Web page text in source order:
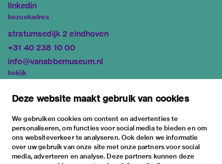
Deze website maakt gebruik van cookies
We gebruiken cookies om content en advertenties te
personaliseren, om functies voor social media te bieden en om
ons websiteverkeer te analyseren. Ook delen we informatie
over uw gebruik van onze site met onze partners voor social
media, adverteren en analyse. Deze partners kunnen deze
linkedin
bezoekadres
stratumsedijk 2 eindhoven
+31 40 238 10 00
info@vanabbemuseum.nl
bekijk
activiteiten
praktische informatie
over
het museum
de collectie